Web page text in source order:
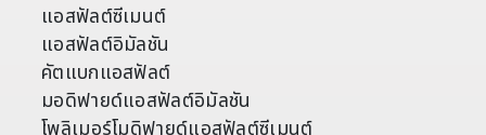
แอสฟัลต์ซีเมนต์
แอสฟัลต์อิมัลชัน
คัตแบกแอสฟัลต์
มอดิฟายด์แอสฟัลต์อิมัลชัน
โพลิเมอร์โมดิฟายด์แอสฟัลต์ซีเมนต์